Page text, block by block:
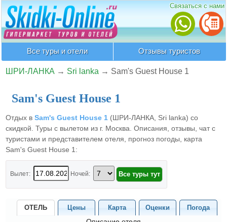
Связаться с нами
Все туры и отели Отзывы туристов
ШРИ-ЛАНКА → Sri lanka → Sam's Guest House 1
Sam's Guest House 1
Отдых вSam's Guest House 1 (ШРИ-ЛАНКА, Sri lanka) со
скидкой. Туры с вылетом из г. Москва. Описания, отзывы, чат с
туристами и представителем отеля, прогноз погоды, карта
Sam's Guest House 1:
Вылет: Ночей:
ОТЕЛЬ Цены Карта Оценки Погода